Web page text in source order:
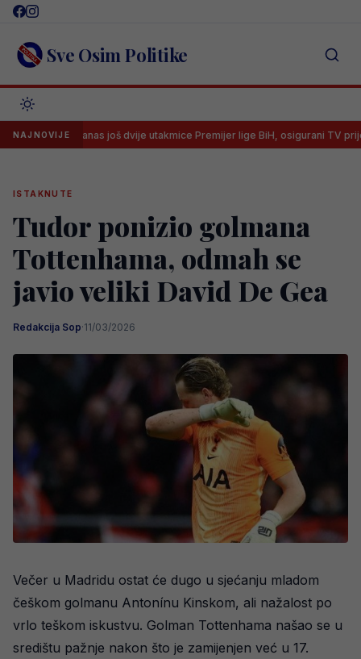
Skip
content Sve Osim Politike
NAJNOVIJE
Danas još dvije utakmice Premijer lige BiH, osigurani TV prijenosi
ISTAKNUTE
Tudor ponizio golmana
Tottenhama, odmah se
javio veliki David De Gea
Redakcija Sop·11/03/2026
Večer u Madridu ostat će dugo u sjećanju mladom
češkom golmanu Antonínu Kinskom, ali nažalost po
vrlo teškom iskustvu. Golman Tottenhama našao se u
središtu pažnje nakon što je zamijenjen već u 17.